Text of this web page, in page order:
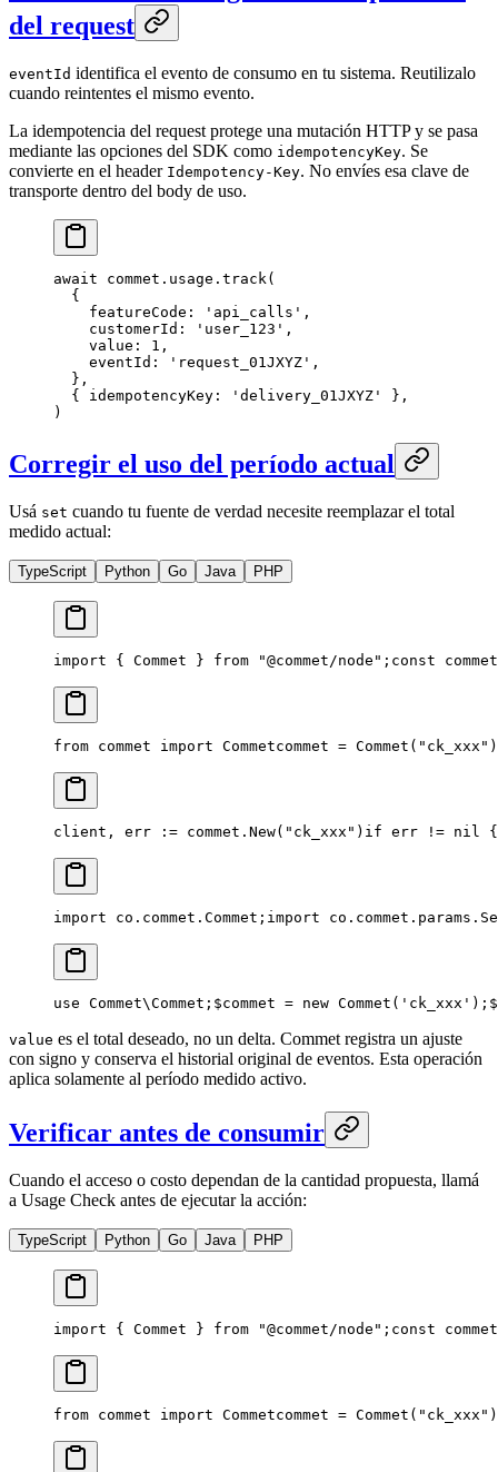
del request
eventId identifica el evento de consumo en tu sistema. Reutilizalo
cuando reintentes el mismo evento.
La idempotencia del request protege una mutación HTTP y se pasa
mediante las opciones del SDK como idempotencyKey. Se
convierte en el header Idempotency-Key. No envíes esa clave de
transporte dentro del body de uso.
await commet.usage. track(
  {
    featureCode:
'api_calls' ,
    customerId:
'user_123' ,
    value:
1 ,
    eventId:
'request_01JXYZ' ,
  },
  { idempotencyKey:
'delivery_01JXYZ'
},
)
Corregir el uso del período actual
Usá set cuando tu fuente de verdad necesite reemplazar el total
medido actual:
TypeScript Python Go Java PHP
import { Commet } from "@commet/node"; const
from commet import Commetcommet = Commet("ck_xxx")
client, err := commet.New("ck_xxx") if err != nil {
import co.commet.Commet; import
use Commet\Commet; $commet = new Commet('ck_xxx');
value es el total deseado, no un delta. Commet registra un ajuste
con signo y conserva el historial original de eventos. Esta operación
aplica solamente al período medido activo.
Verificar antes de consumir
Cuando el acceso o costo dependan de la cantidad propuesta, llamá
a Usage Check antes de ejecutar la acción:
TypeScript Python Go Java PHP
import { Commet } from "@commet/node"; const
from commet import Commetcommet = Commet("ck_xxx")